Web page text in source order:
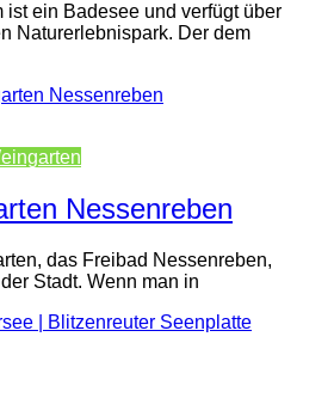
ist ein Badesee und verfügt über
Naturerlebnispark. Der dem
Nessenreben
das Freibad Nessenreben,
Stadt. Wenn man in